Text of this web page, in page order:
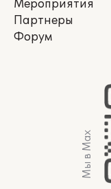
Мероприятия
Партнеры
Форум
Мы в Max